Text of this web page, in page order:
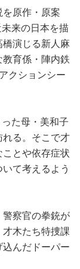
原作・原案
来の日本を描
橋演じる新人麻
育係・陣内鉄
クションシー
た母・美和子
れる。そこで才
とや依存症状
て考えるよう
察官の拳銃が
才木たち特捜課
んだドーパー